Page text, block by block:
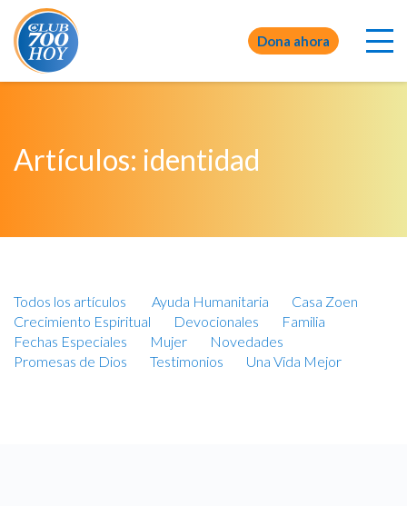
Dona ahora
Artículos: identidad
Todos los artículos Ayuda Humanitaria
Casa Zoen
Crecimiento Espiritual
Devocionales
Familia
Fechas Especiales
Mujer
Novedades
Promesas de Dios
Testimonios Una Vida Mejor